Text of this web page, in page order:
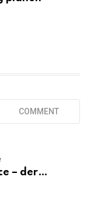
COMMENT
– der